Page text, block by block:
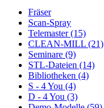
Fräser
Scan-Spray
Telemaster (15)
CLEAN-MILL (21)
Seminare (9)
STL-Dateien (14)
Bibliotheken (4)
S - 4 You (4)
D - 4 You (3)